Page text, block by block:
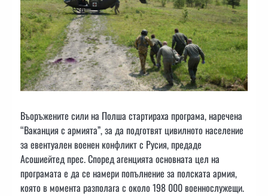
Въоръжените сили на Полша стартираха програма, наречена
“Ваканция с армията”, за да подготвят цивилното население
за евентуален военен конфликт с Русия, предаде
Асошиейтед прес. Според агенцията основната цел на
програмата е да се намери попълнение за полската армия,
която в момента разполага с около 198 000 военнослужещи.